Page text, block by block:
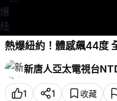
熱爆紐約！體感飆44度
新唐人亞太電視台
1 1 收藏